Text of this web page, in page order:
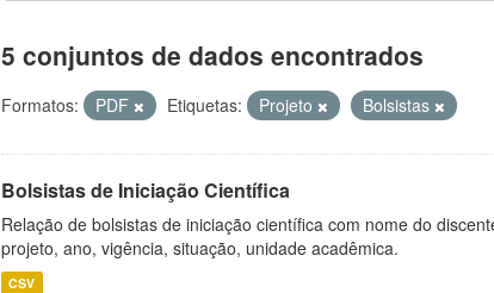
5 conjuntos de dados encontrados
Formatos: PDF Etiquetas: Projeto Bolsistas
Bolsistas de Iniciação Científica
Relação de bolsistas de iniciação científica com nome do
projeto, ano, vigência, situação, unidade acadêmica.
CSV